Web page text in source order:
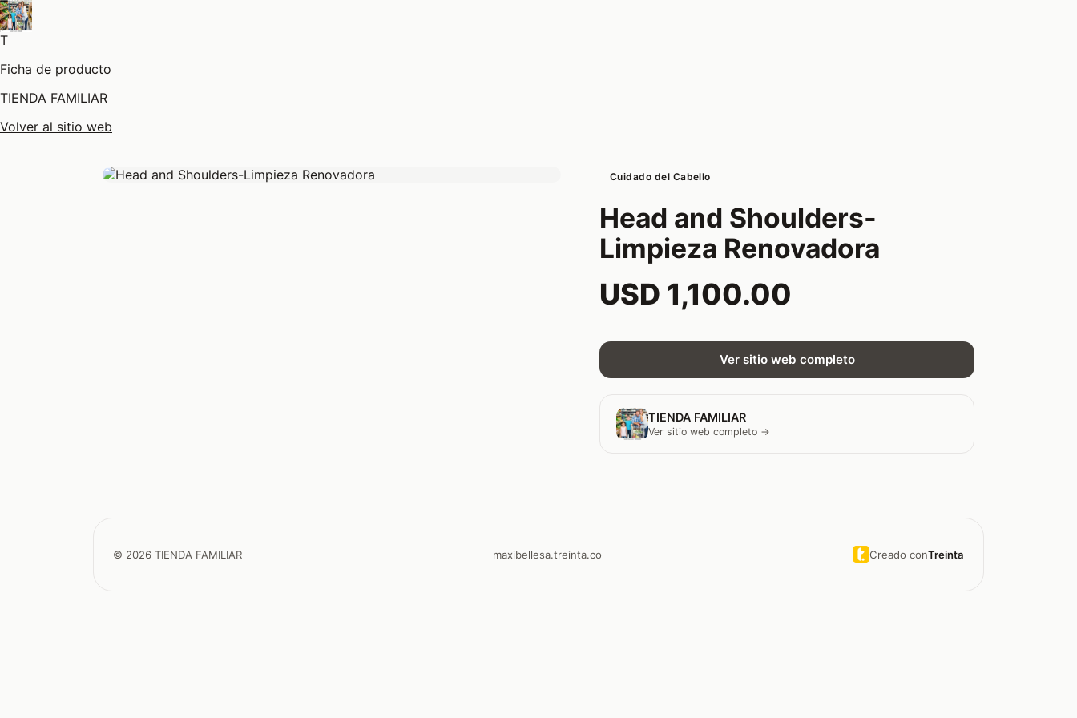
T
Ficha de producto
TIENDA FAMILIAR
Volver al sitio web
Cuidado del Cabello
Head and Shoulders-
Limpieza Renovadora
USD 1,100.00
Ver sitio web completo
TIENDA FAMILIAR
Ver sitio web completo →
© 2026 TIENDA FAMILIAR maxibellesa.treinta.co Creado conTreinta